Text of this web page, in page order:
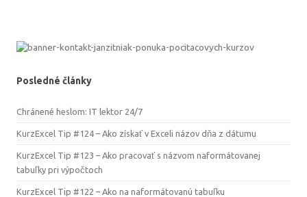
Posledné články
Chránené heslom: IT lektor 24/7
KurzExcel Tip #124 – Ako získať v Exceli názov dňa z dátumu
KurzExcel Tip #123 – Ako pracovať s názvom naformátovanej
tabuľky pri výpočtoch
KurzExcel Tip #122 – Ako na naformátovanú tabuľku